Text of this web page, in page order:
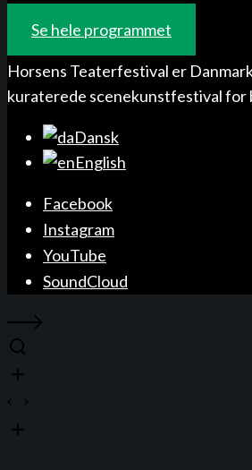
Se hele programmet
Horsens Teaterfestival er
kuraterede scenekunstfestival for
Dansk
English
Facebook
Instagram
YouTube
SoundCloud